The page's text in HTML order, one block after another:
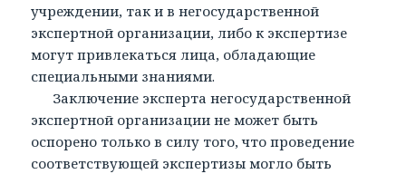
учреждении, так и в негосударственной
экспертной организации, либо к экспертизе
могут привлекаться лица, обладающие
специальными знаниями.
Заключение эксперта негосударственной
экспертной организации не может быть
оспорено только в силу того, что проведение
соответствующей экспертизы могло быть